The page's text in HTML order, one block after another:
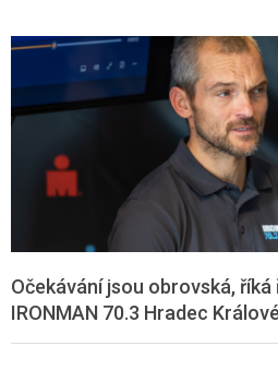
Očekávání jsou obrovská,
IRONMAN 70.3 Hradec Králové